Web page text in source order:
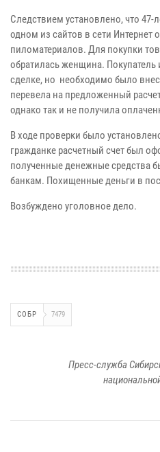
Следствием установлено, что
одном из сайтов в сети Интернет
пиломатериалов. Для покупки
обратилась женщина.
сделке, но необходимо было
перевела на предложенный
однако так и не получила
В ходе проверки было
гражданке расчетный счет был
полученные денежные средства
банкам. Похищенные деньги в
Возбуждено уголовное дело.
СОБР 7479
Пресс-служба